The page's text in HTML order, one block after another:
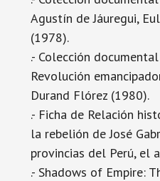
Agustín de Jáuregui,
(1978).
.- Colección
Revolución
Durand Flórez (1980).
.- Ficha de Relación
la rebelión de José
provincias del Perú, el
.- Shadows of Empire: